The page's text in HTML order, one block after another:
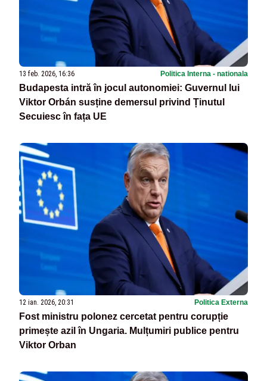
13 feb. 2026, 16:36 Politica Interna - nationala
Budapesta intră în jocul autonomiei: Guvernul lui
Viktor Orbán susține demersul privind Ținutul
Secuiesc în fața UE
12 ian. 2026, 20:31 Politica Externa
Fost ministru polonez cercetat pentru corupție
primește azil în Ungaria. Mulțumiri publice pentru
Viktor Orban